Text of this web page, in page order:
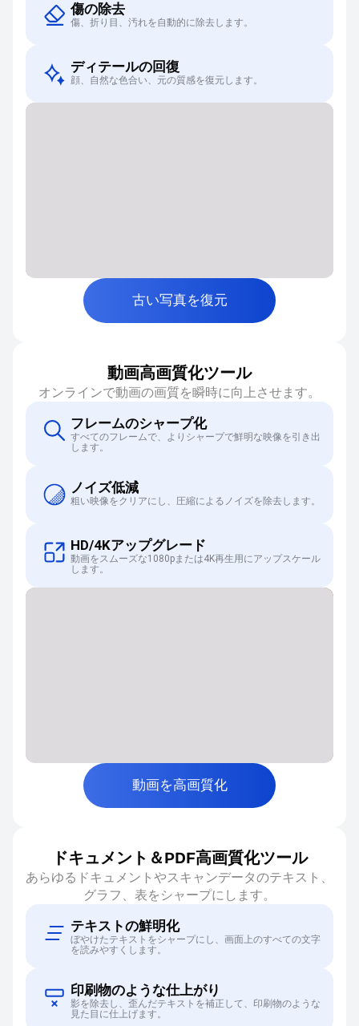
傷の除去
傷、折り目、汚れを自動的に除去します。
ディテールの回復
顔、自然な色合い、元の質感を復元します。
古い写真を復元
動画高画質化ツール
オンラインで動画の画質を瞬時に向上させます。
フレームのシャープ化
すべてのフレームで、よりシャープで鮮明な映像を引き出
します。
ノイズ低減
粗い映像をクリアにし、圧縮によるノイズを除去します。
HD/4Kアップグレード
動画をスムーズな1080pまたは4K再生用にアップスケール
します。
動画を高画質化
ドキュメント＆PDF高画質化ツール
あらゆるドキュメントやスキャンデータのテキスト、
グラフ、表をシャープにします。
テキストの鮮明化
ぼやけたテキストをシャープにし、画面上のすべての文字
を読みやすくします。
印刷物のような仕上がり
影を除去し、歪んだテキストを補正して、印刷物のような
見た目に仕上げます。